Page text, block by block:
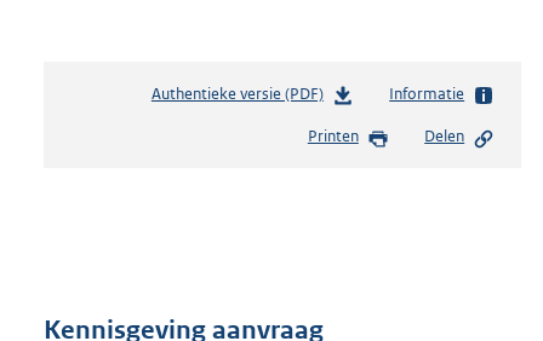
Authentieke versie (PDF)b
s
r
Informatie
Printen Delen
Kennisgeving aanvraag